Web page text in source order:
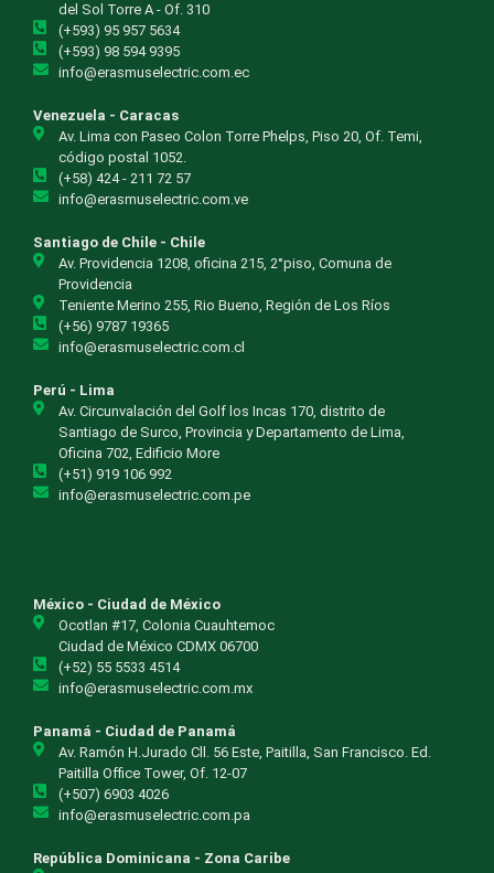
del Sol Torre A - Of. 310
(+593) 95 957 5634
(+593) 98 594 9395
info@erasmuselectric.com.ec
Venezuela - Caracas
Av. Lima con Paseo Colon Torre Phelps, Piso 20, Of. Temi,
código postal 1052.
(+58) 424 - 211 72 57
info@erasmuselectric.com.ve
Santiago de Chile - Chile
Av. Providencia 1208, oficina 215, 2°piso, Comuna de
Providencia
Teniente Merino 255, Rio Bueno, Región de Los Ríos
(+56) 9787 19365
info@erasmuselectric.com.cl
Perú - Lima
Av. Circunvalación del Golf los Incas 170, distrito de
Santiago de Surco, Provincia y Departamento de Lima,
Oficina 702, Edificio More
(+51) 919 106 992
info@erasmuselectric.com.pe
México - Ciudad de México
Ocotlan #17, Colonia Cuauhtemoc
Ciudad de México CDMX 06700
(+52) 55 5533 4514
info@erasmuselectric.com.mx
Panamá - Ciudad de Panamá
Av. Ramón H.Jurado Cll. 56 Este, Paitilla, San Francisco. Ed.
Paitilla Office Tower, Of. 12-07
(+507) 6903 4026
info@erasmuselectric.com.pa
República Dominicana - Zona Caribe